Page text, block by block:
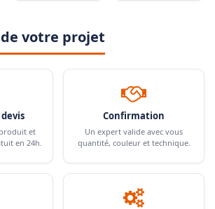
votre projet
et
en 24h.
Confirmation
Un expert valide avec vous
quantité, couleur et technique.